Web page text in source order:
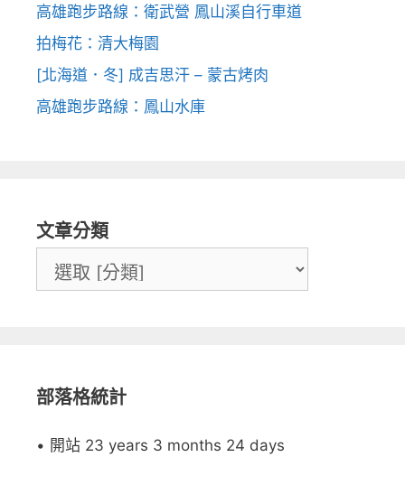
高雄跑步路線：衛武營 鳳山溪自行車道
拍梅花：清大梅園
[北海道．冬] 成吉思汗 – 蒙古烤肉
高雄跑步路線：鳳山水庫
文章分類
部落格統計
• 開站 23 years 3 months 24 days